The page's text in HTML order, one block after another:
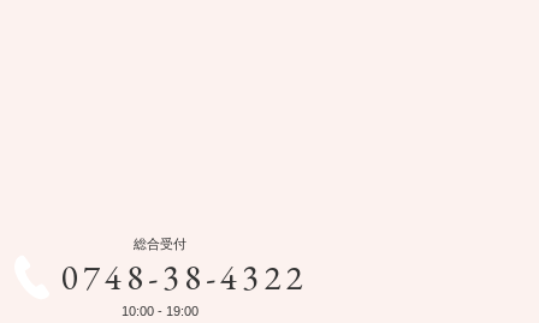
総合受付
0748-38-4322
10:00 - 19:00